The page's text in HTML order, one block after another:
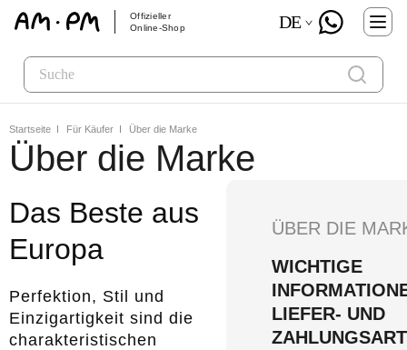
Offizieller
Online-Shop
DE
Startseite Für Käufer Über die Marke
Über die Marke
ÜBER DIE
WICHTIGE
LIEFER- UND
Das Beste aus
Europa
Perfektion, Stil und
Einzigartigkeit sind die
charakteristischen